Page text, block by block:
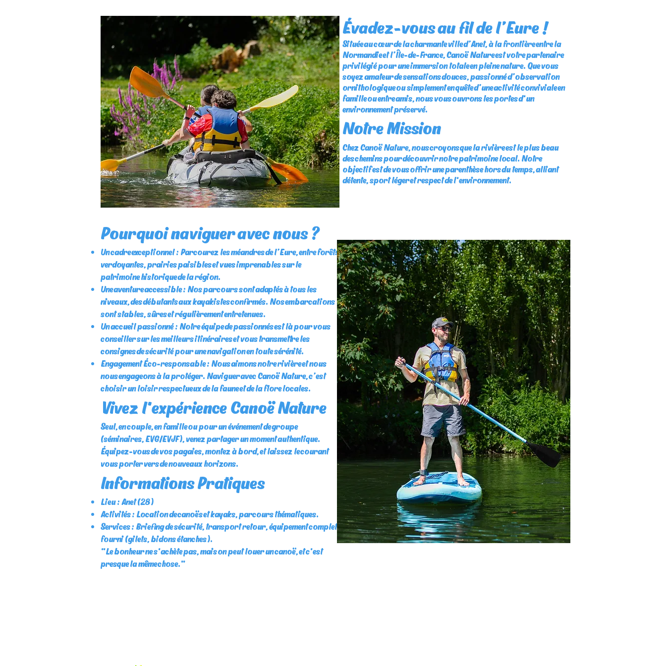
Pourquoi naviguer avec nous ?
Un cadre exceptionnel : Parcourez les méandres de l’Eure, entre forêts
verdoyantes, prairies paisibles et vues imprenables sur le
patrimoine historique de la région.
Une aventure accessible : Nos parcours sont adaptés à tous les
niveaux, des débutants aux kayakistes confirmés. Nos embarcations
sont stables, sûres et régulièrement entretenues.
Un accueil passionné : Notre équipe de passionnés est là pour vous
conseiller sur les meilleurs itinéraires et vous transmettre les
consignes de sécurité pour une navigation en toute sérénité.
Engagement Éco-responsable : Nous aimons notre rivière et nous
nous engageons à la protéger. Naviguer avec Canoë Nature, c’est
choisir un loisir respectueux de la faune et de la flore locales.
Vivez l'expérience Canoë Nature
Seul, en couple, en famille ou pour un événement de groupe
(séminaires, EVG/EVJF), venez partager un moment authentique.
Équipez-vous de vos pagaies, montez à bord, et laissez le courant
vous porter vers de nouveaux horizons.
Informations Pratiques
Lieu : Anet (28)
Activités : Location de canoës et kayaks, parcours thématiques.
Services : Briefing de sécurité, transport retour, équipement complet
fourni (gilets, bidons étanches).
"Le bonheur ne s'achète pas, mais on peut louer un canoë, et c'est
presque la même chose."
Évadez-vous au fil de l’Eure !
Située au cœur de la charmante ville d’Anet, à la frontière entre la
Normandie et l’Île-de-France, Canoë Nature est votre partenaire
privilégié pour une immersion totale en pleine nature. Que vous
soyez amateur de sensations douces, passionné d’observation
ornithologique ou simplement en quête d’une activité conviviale en
famille ou entre amis, nous vous ouvrons les portes d'un
environnement préservé.
Notre Mission
Chez Canoë Nature, nous croyons que la rivière est le plus beau
des chemins pour découvrir notre patrimoine local. Notre
objectif est de vous offrir une parenthèse hors du temps, alliant
détente, sport léger et respect de l'environnement.